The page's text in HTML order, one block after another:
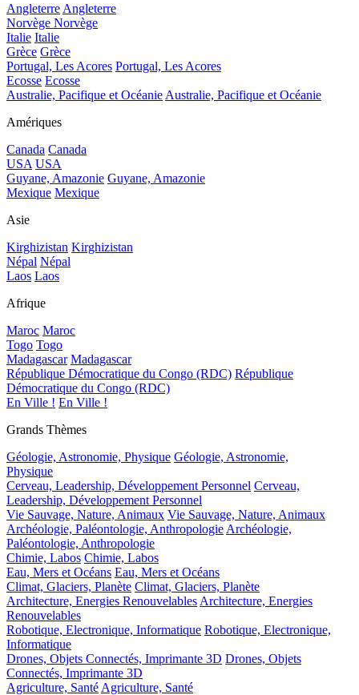
Angleterre Angleterre
Norvège Norvège
Italie Italie
Grèce Grèce
Portugal, Les Acores Portugal, Les Acores
Ecosse Ecosse
Australie, Pacifique et Océanie Australie, Pacifique et Océanie
Amériques
Canada Canada
USA USA
Guyane, Amazonie Guyane, Amazonie
Mexique Mexique
Asie
Kirghizistan Kirghizistan
Népal Népal
Laos Laos
Afrique
Maroc Maroc
Togo Togo
Madagascar Madagascar
République Démocratique du Congo (RDC) République
Démocratique du Congo (RDC)
En Ville ! En Ville !
Grands Thèmes
Géologie, Astronomie, Physique Géologie, Astronomie,
Physique
Cerveau, Leadership, Développement Personnel Cerveau,
Leadership, Développement Personnel
Vie Sauvage, Nature, Animaux Vie Sauvage, Nature, Animaux
Archéologie, Paléontologie, Anthropologie Archéologie,
Paléontologie, Anthropologie
Chimie, Labos Chimie, Labos
Eau, Mers et Océans Eau, Mers et Océans
Climat, Glaciers, Planète Climat, Glaciers, Planète
Architecture, Energies Renouvelables Architecture, Energies
Renouvelables
Robotique, Electronique, Informatique Robotique, Electronique,
Informatique
Drones, Objets Connectés, Imprimante 3D Drones, Objets
Connectés, Imprimante 3D
Agriculture, Santé Agriculture, Santé